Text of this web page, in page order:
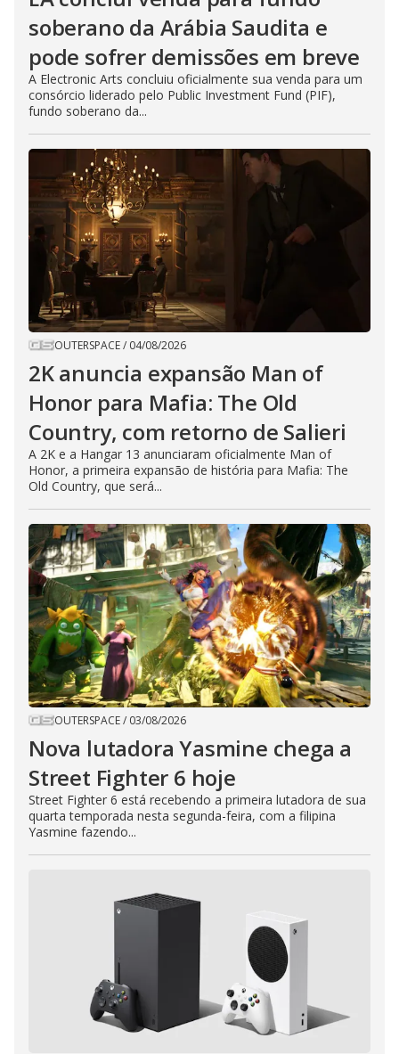
soberano da Arábia Saudita e
pode sofrer demissões em breve
A Electronic Arts concluiu oficialmente sua venda para um
consórcio liderado pelo Public Investment Fund (PIF),
fundo soberano da...
OUTERSPACE/ 04/08/2026
2K anuncia expansão Man of
Honor para Mafia: The Old
Country, com retorno de Salieri
A 2K e a Hangar 13 anunciaram oficialmente Man of
Honor, a primeira expansão de história para Mafia: The
Old Country, que será...
OUTERSPACE/ 03/08/2026
Nova lutadora Yasmine chega a
Street Fighter 6 hoje
Street Fighter 6 está recebendo a primeira lutadora de sua
quarta temporada nesta segunda-feira, com a filipina
Yasmine fazendo...